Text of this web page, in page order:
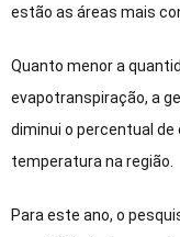
estão as áreas mais
Quanto menor a
evapotranspiração, a
diminui o percentual
temperatura na região.
Para este ano, o